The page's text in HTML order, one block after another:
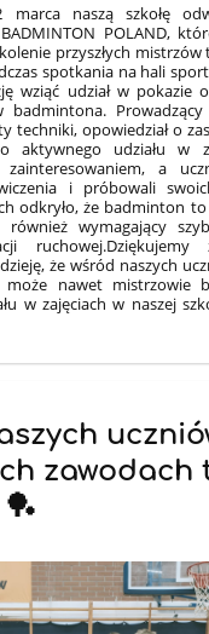
naszą szkołę
POLAND,
przyszłych
spotkania na hali
wziąć udział w pokazie
Prowadzący
techniki, opowiedział o
aktywnego udziału w
a
i próbowali
odkryło, że badminton
wymagający
ruchowej.Dziękujemy
że wśród naszych
może nawet mistrzowie
w zajęciach w naszej
zawodach